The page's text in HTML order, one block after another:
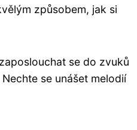
způsobem, jak si
se do zvuků
se unášet melodií